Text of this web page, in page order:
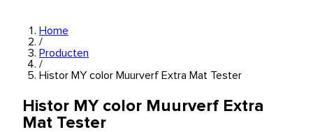
Home
/
Producten
/
Histor MY color Muurverf Extra Mat Tester
Histor MY color Muurverf Extra
Mat Tester